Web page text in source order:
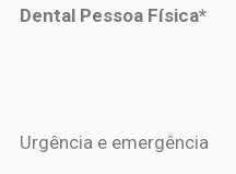
Dental Pessoa Física*
*Procedimentos Amil
Urgência e emergência